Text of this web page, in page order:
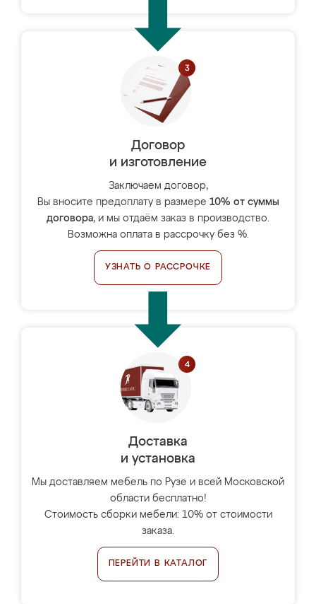
Договор
и изготовление
Заключаем договор,
Вы вносите предоплату в размере 10% от суммы
договора, и мы отдаём заказ в производство.
Возможна оплата в рассрочку без %.
УЗНАТЬ О РАССРОЧКЕ
Доставка
и установка
Мы доставляем мебель по Рузе и всей Московской
области бесплатно!
Стоимость сборки мебели: 10% от стоимости
заказа.
ПЕРЕЙТИ В КАТАЛОГ